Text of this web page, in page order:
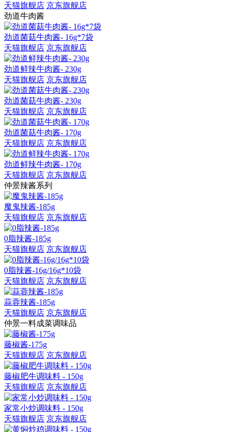
天猫旗舰店 京东旗舰店
劲道牛肉酱
劲道菌菇牛肉酱- 16g*7袋
天猫旗舰店 京东旗舰店
劲道鲜辣牛肉酱- 230g
天猫旗舰店 京东旗舰店
劲道菌菇牛肉酱- 230g
天猫旗舰店 京东旗舰店
劲道菌菇牛肉酱- 170g
天猫旗舰店 京东旗舰店
劲道鲜辣牛肉酱- 170g
天猫旗舰店 京东旗舰店
仲景辣酱系列
魔鬼辣酱-185g
天猫旗舰店 京东旗舰店
0脂辣酱-185g
天猫旗舰店 京东旗舰店
0脂辣酱-16g/16g*10袋
天猫旗舰店 京东旗舰店
蒜蓉辣酱-185g
天猫旗舰店 京东旗舰店
仲景一料成菜调味品
藤椒酱-175g
天猫旗舰店 京东旗舰店
藤椒肥牛调味料 - 150g
天猫旗舰店 京东旗舰店
家常小炒调味料 - 150g
天猫旗舰店 京东旗舰店